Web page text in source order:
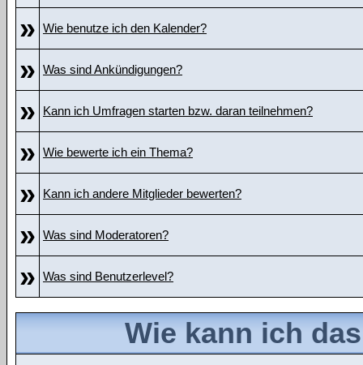
» Wie benutze ich den Kalender?
» Was sind Ankündigungen?
» Kann ich Umfragen starten bzw. daran teilnehmen?
» Wie bewerte ich ein Thema?
» Kann ich andere Mitglieder bewerten?
» Was sind Moderatoren?
» Was sind Benutzerlevel?
Wie kann ich